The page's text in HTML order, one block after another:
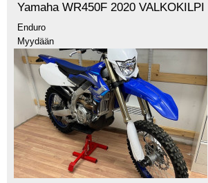
Yamaha WR450F 2020 VALKOKILPI
Enduro
Myydään